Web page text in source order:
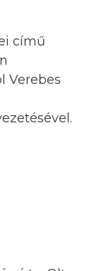
című
Verebes